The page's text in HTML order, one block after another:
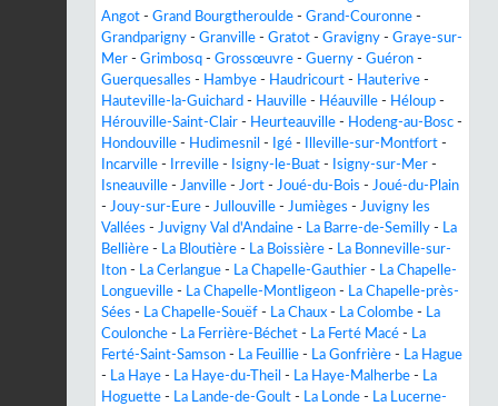
Angot - Grand Bourgtheroulde - Grand-Couronne -
Grandparigny - Granville - Gratot - Gravigny - Graye-sur-
Mer - Grimbosq - Grossœuvre - Guerny - Guéron -
Guerquesalles - Hambye - Haudricourt - Hauterive -
Hauteville-la-Guichard - Hauville - Héauville - Héloup -
Hérouville-Saint-Clair - Heurteauville - Hodeng-au-Bosc -
Hondouville - Hudimesnil - Igé - Illeville-sur-Montfort -
Incarville - Irreville - Isigny-le-Buat - Isigny-sur-Mer -
Isneauville - Janville - Jort - Joué-du-Bois - Joué-du-Plain
- Jouy-sur-Eure - Jullouville - Jumièges - Juvigny les
Vallées - Juvigny Val d'Andaine - La Barre-de-Semilly - La
Bellière - La Bloutière - La Boissière - La Bonneville-sur-
Iton - La Cerlangue - La Chapelle-Gauthier - La Chapelle-
Longueville - La Chapelle-Montligeon - La Chapelle-près-
Sées - La Chapelle-Souëf - La Chaux - La Colombe - La
Coulonche - La Ferrière-Béchet - La Ferté Macé - La
Ferté-Saint-Samson - La Feuillie - La Gonfrière - La Hague
- La Haye - La Haye-du-Theil - La Haye-Malherbe - La
Hoguette - La Lande-de-Goult - La Londe - La Lucerne-